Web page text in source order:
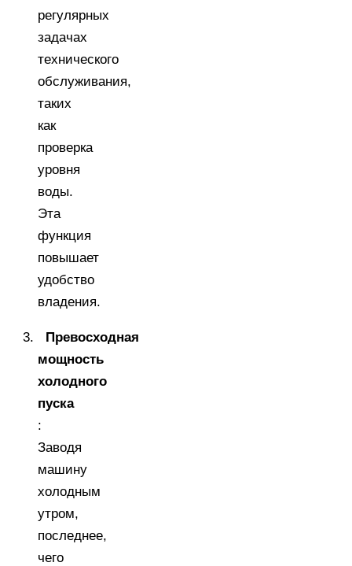
регулярных
задачах
технического
обслуживания,
таких
как
проверка
уровня
воды.
Эта
функция
повышает
удобство
владения.
Превосходная
мощность
холодного
пуска
:
Заводя
машину
холодным
утром,
последнее,
чего